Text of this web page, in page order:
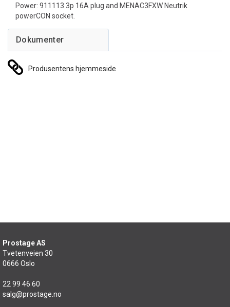
Power: 911113 3p 16A plug and MENAC3FXW Neutrik
powerCON socket.
Produsentens hjemmeside
Prostage AS
Tvetenveien 30
0666 Oslo
22 99 46 60
salg@prostage.no